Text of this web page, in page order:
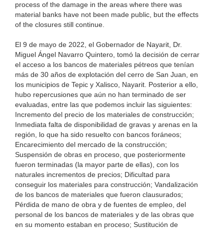
process of the damage in the areas where there was
material banks have not been made public, but the effects
of the closures still continue.
El 9 de mayo de 2022, el Gobernador de Nayarit, Dr.
Miguel Ángel Navarro Quintero, tomó la decisión de cerrar
el acceso a los bancos de materiales pétreos que tenían
más de 30 años de explotación del cerro de San Juan, en
los municipios de Tepic y Xalisco, Nayarit. Posterior a ello,
hubo repercusiones que aún no han terminado de ser
evaluadas, entre las que podemos incluir las siguientes:
Incremento del precio de los materiales de construcción;
Inmediata falta de disponibilidad de gravas y arenas en la
región, lo que ha sido resuelto con bancos foráneos;
Encarecimiento del mercado de la construcción;
Suspensión de obras en proceso, que posteriormente
fueron terminadas (la mayor parte de ellas), con los
naturales incrementos de precios; Dificultad para
conseguir los materiales para construcción; Vandalización
de los bancos de materiales que fueron clausurados;
Pérdida de mano de obra y de fuentes de empleo, del
personal de los bancos de materiales y de las obras que
en su momento estaban en proceso; Sustitución de